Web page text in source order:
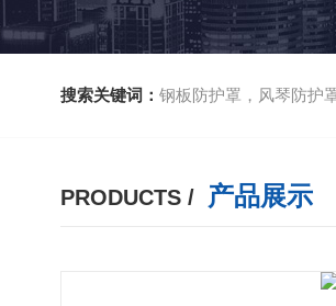
搜索关键词： 钢板防护罩，风琴防护罩
PRODUCTS / 产品展示